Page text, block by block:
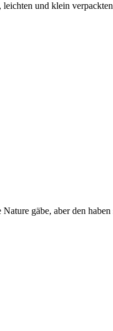
und klein
gäbe, aber den